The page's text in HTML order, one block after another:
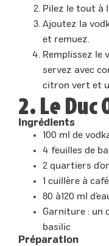
Pilez le tout à
Ajoutez la
et remuez.
Remplissez le
servez avec
citron vert et
2. Le Duc
Ingrédients
100 ml de
4 feuilles de
2 quartiers
1 cuillère à
80 à120 ml
Garniture : un
basilic
Préparation